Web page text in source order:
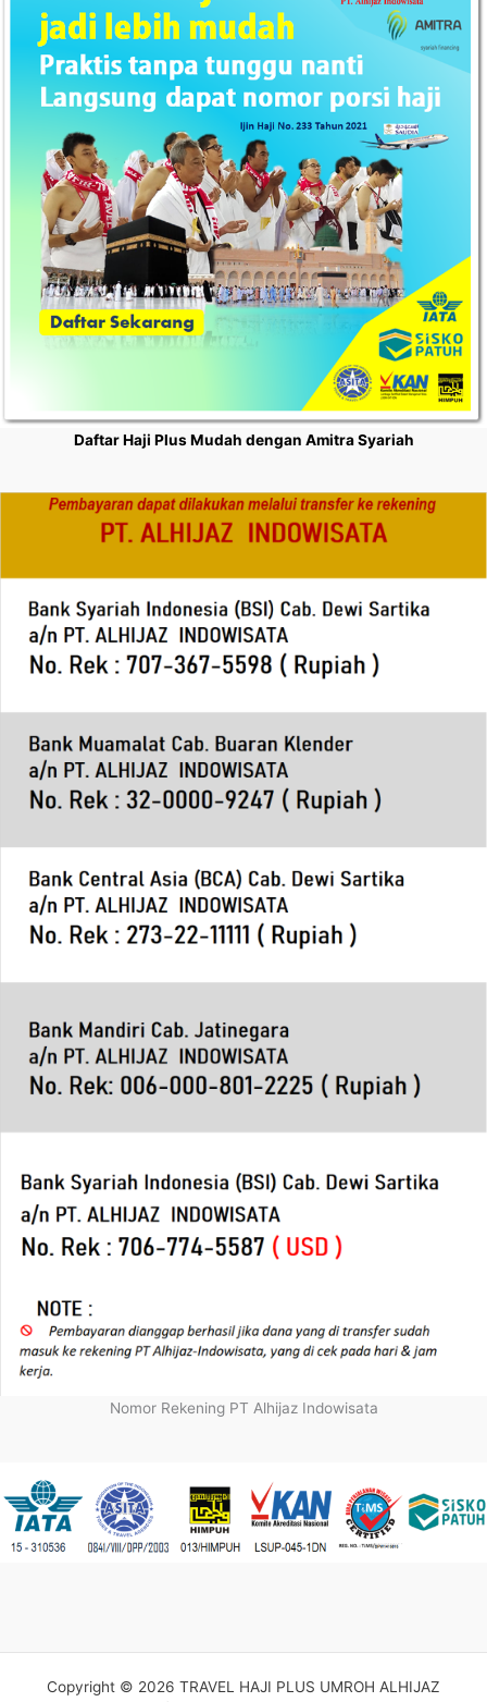
Daftar Haji Plus Mudah dengan Amitra Syariah
Nomor Rekening PT Alhijaz Indowisata
Copyright © 2026 TRAVEL HAJI PLUS UMROH ALHIJAZ